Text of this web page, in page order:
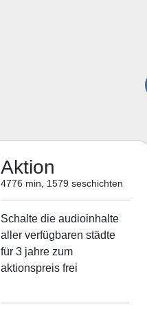
Aktion
4776 min, 1579 seschichten
Schalte die audioinhalte
aller verfügbaren städte
für 3 jahre zum
aktionspreis frei